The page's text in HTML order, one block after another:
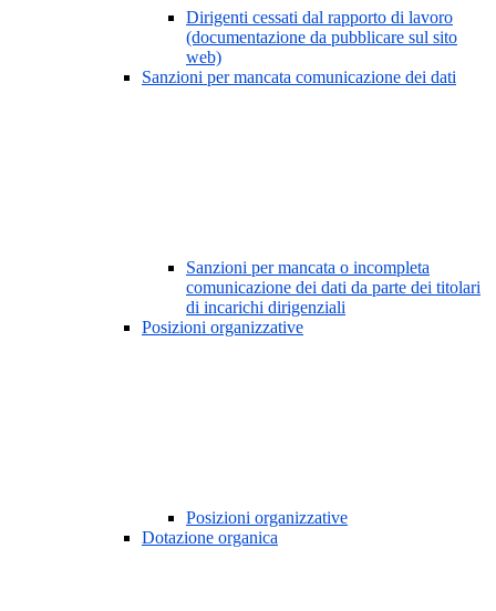
Dirigenti cessati dal rapporto di lavoro
(documentazione da pubblicare sul sito
web)
Sanzioni per mancata comunicazione dei dati
Sanzioni per mancata o incompleta
comunicazione dei dati da parte dei titolari
di incarichi dirigenziali
Posizioni organizzative
Posizioni organizzative
Dotazione organica